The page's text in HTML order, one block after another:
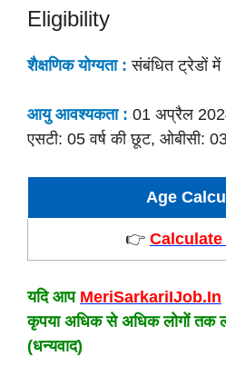
Eligibility
शैक्षणिक योग्यता : संबंधित ट्रेडों में
आयु आवश्यकता : 01 अप्रैल
एसटी: 05 वर्ष की छूट, ओबीसी:
Age
👉 Calculate
यदि आप MeriSarkariIJob.In
कृपया अधिक से अधिक लोगों तक
(धन्यवाद)